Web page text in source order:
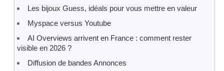
Les bijoux Guess, idéals pour vous mettre en valeur
Myspace versus Youtube
AI Overviews arrivent en France : comment rester
visible en 2026 ?
Diffusion de bandes Annonces